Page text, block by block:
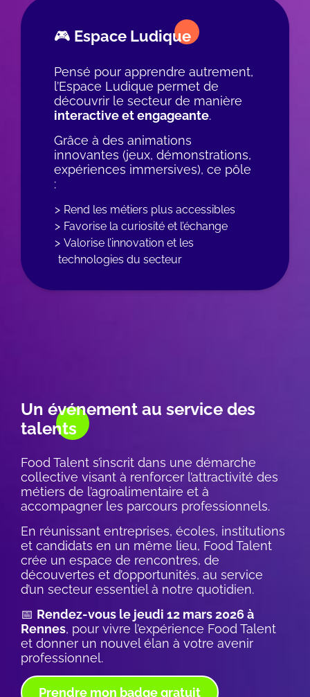
🎮 Espace Ludique
Pensé pour apprendre autrement,
l’Espace Ludique permet de
découvrir le secteur de manière
interactive et engageante.
Grâce à des animations
innovantes (jeux, démonstrations,
expériences immersives), ce pôle
:
Rend les métiers plus accessibles
Favorise la curiosité et l’échange
Valorise l’innovation et les
technologies du secteur
Un événement au service des
talents
Food Talent s’inscrit dans une démarche
collective visant à renforcer l’attractivité des
métiers de l’agroalimentaire et à
accompagner les parcours professionnels.
En réunissant entreprises, écoles, institutions
et candidats en un même lieu, Food Talent
crée un espace de rencontres, de
découvertes et d’opportunités, au service
d’un secteur essentiel à notre quotidien.
📅 Rendez-vous le jeudi 12 mars 2026 à
Rennes, pour vivre l’expérience Food Talent
et donner un nouvel élan à votre avenir
professionnel.
Prendre mon badge gratuit